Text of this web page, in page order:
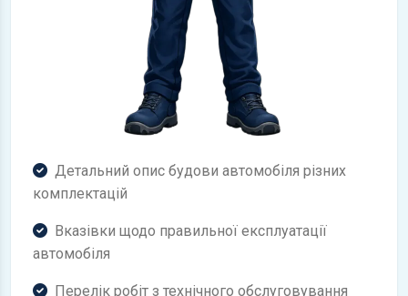
Детальний опис будови автомобіля різних
комплектацій
Вказівки щодо правильної експлуатації
автомобіля
Перелік робіт з технічного обслуговування